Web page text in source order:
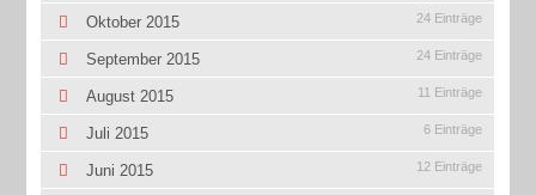
Oktober 2015 24 Einträge
September 2015 24 Einträge
August 2015 11 Einträge
Juli 2015 6 Einträge
Juni 2015 12 Einträge